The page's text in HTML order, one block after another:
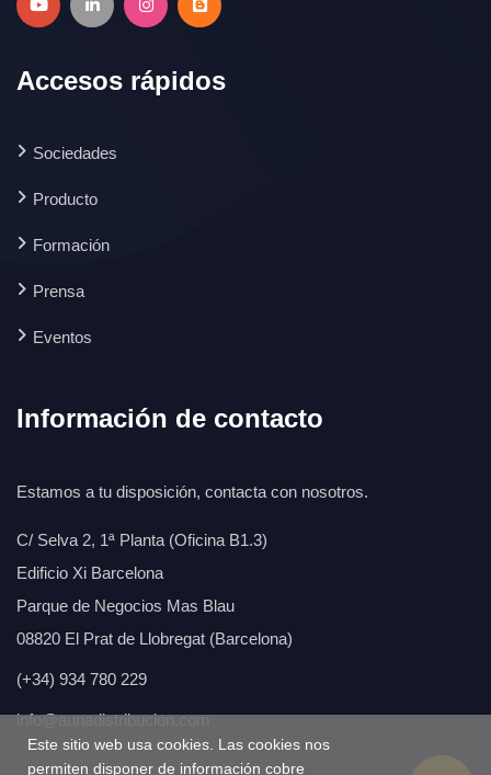
Accesos rápidos
Sociedades
Producto
Formación
Prensa
Eventos
Información de contacto
Estamos a tu disposición, contacta con nosotros.
C/ Selva 2, 1ª Planta (Oficina B1.3)
Edificio Xi Barcelona
Parque de Negocios Mas Blau
08820 El Prat de Llobregat (Barcelona)
(+34) 934 780 229
info@aunadistribucion.com
Este sitio web usa cookies. Las cookies nos
permiten disponer de información cobre